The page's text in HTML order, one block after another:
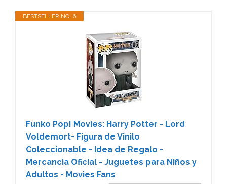
BESTSELLER NO. 6
Funko Pop! Movies: Harry Potter - Lord
Voldemort- Figura de Vinilo
Coleccionable - Idea de Regalo -
Mercancia Oficial - Juguetes para Niños y
Adultos - Movies Fans